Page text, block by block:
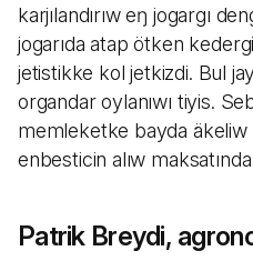
karjılandırıw eŋ jogargı
jogarıda atap ötken
jetistikke kol jetkizdi. Bul
organdar oylanıwı tiyis.
memleketke bayda
enbesticin alıw
Patrik Breydi,